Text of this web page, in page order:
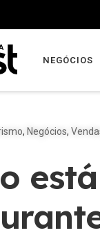
NEGÓCIOS
, Negócios,